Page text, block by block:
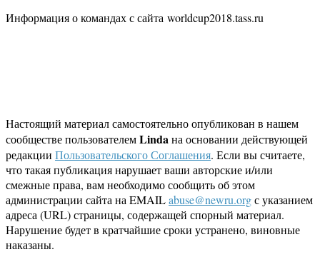
Информация о командах с сайта worldcup2018.tass.ru
Настоящий материал самостоятельно опубликован в нашем
сообществе пользователемLindaна основании действующей
редакции Пользовательского Соглашения. Если вы считаете,
что такая публикация нарушает ваши авторские и/или
смежные права, вам необходимо сообщить об этом
администрации сайта на EMAILabuse@newru.orgс указанием
адреса (URL) страницы, содержащей спорный материал.
Нарушение будет в кратчайшие сроки устранено, виновные
наказаны.